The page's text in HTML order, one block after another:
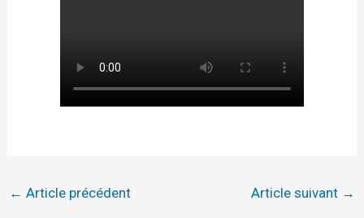
← Article précédent Article suivant →